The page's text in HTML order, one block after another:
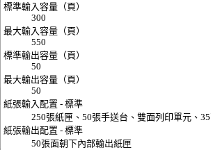
標準輸入容量（頁）
300
最大輸入容量（頁）
550
標準輸出容量（頁）
50
最大輸出容量（頁）
50
紙張輸入配置 - 標準
250張紙匣、50張手送台、雙面列印單元、
紙張輸出配置 - 標準
50張面朝下內部輸出紙匣